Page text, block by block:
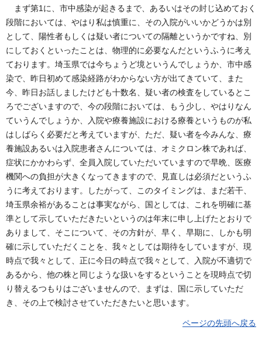
まず第1に、市中感染が起きるまで、あるいはその封じ込めておく
段階においては、やはり私は慎重に、その入院がいいかどうかは別
として、陽性者もしくは疑い者についての隔離というかですね、別
にしておくといったことは、物理的に必要なんだというふうに考え
ております。埼玉県では今ちょうど境というんでしょうか、市中感
染で、昨日初めて感染経路がわからない方が出てきていて、また
今、昨日お話しましたけども十数名、疑い者の検査をしているとこ
ろでございますので、今の段階においては、もう少し、やはりなん
ていうんでしょうか、入院や療養施設における療養というものが私
はしばらく必要だと考えていますが、ただ、疑い者を今みんな、療
養施設あるいは入院患者さんについては、オミクロン株であれば、
症状にかかわらず、全員入院していただいていますので早晩、医療
機関への負担が大きくなってきますので、見直しは必須だというふ
うに考えております。したがって、このタイミングは、まだ若干、
埼玉県余裕があることは事実ながら、国としては、これを明確に基
準として示していただきたいというのは年末に申し上げたとおりで
ありまして、そこについて、その方針が、早く、早期に、しかも明
確に示していただくことを、我々としては期待をしていますが、現
時点で我々として、正に今日の時点で我々として、入院が不適切で
あるから、他の株と同じような扱いをするということを現時点で切
り替えるつもりはございませんので、まずは、国に示していただ
き、その上で検討させていただきたいと思います。
ページの先頭へ戻る